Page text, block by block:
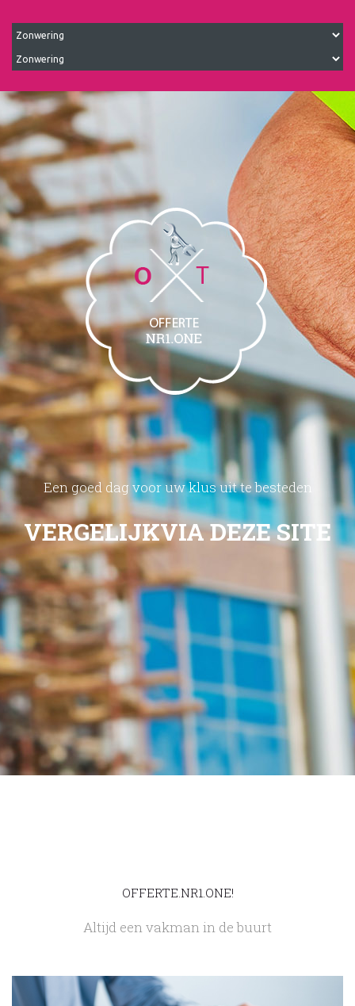
Een goed dag voor uw klus uit te besteden
VERGELIJKVIA DEZE SITE
OFFERTE.NR1.ONE!
Altijd een vakman in de buurt